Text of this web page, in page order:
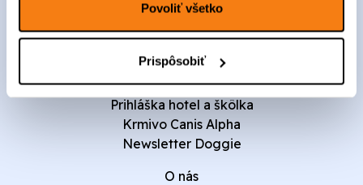
Povoliť všetko
Prispôsobiť
Výcviky
Cvičiská
Doggie Resort
Prihláška hotel a škôlka
Krmivo Canis Alpha
Newsletter Doggie
O nás